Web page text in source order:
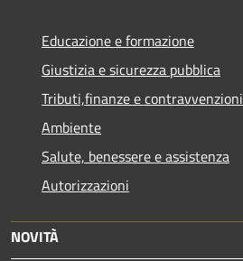
Educazione e formazione
Giustizia e sicurezza pubblica
Tributi,finanze e contravvenzioni
Ambiente
Salute, benessere e assistenza
Autorizzazioni
NOVITÀ